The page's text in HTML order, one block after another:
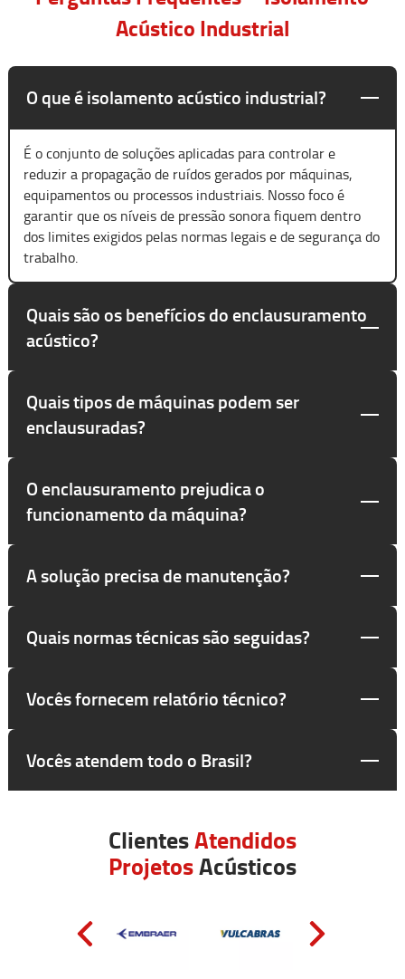
Acústico Industrial
O que é isolamento acústico industrial?
É o conjunto de soluções aplicadas para controlar e
reduzir a propagação de ruídos gerados por máquinas,
equipamentos ou processos industriais. Nosso foco é
garantir que os níveis de pressão sonora fiquem dentro
dos limites exigidos pelas normas legais e de segurança do
trabalho.
Quais são os benefícios do enclausuramento
acústico?
Quais tipos de máquinas podem ser
enclausuradas?
O enclausuramento prejudica o
funcionamento da máquina?
A solução precisa de manutenção?
Quais normas técnicas são seguidas?
Vocês fornecem relatório técnico?
Vocês atendem todo o Brasil?
ClientesAtendidos
ProjetosAcústicos